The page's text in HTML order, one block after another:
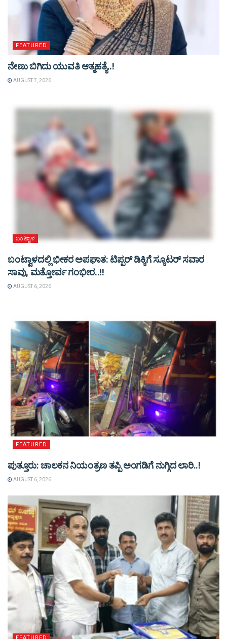
FEATURED
ನೇಣು ಬಿಗಿದು ಯುವತಿ ಆತ್ಮಹತ್ಯೆ..!
AUGUST 7, 2026
ಬಂಟ್ವಾಳ
ಬಂಟ್ವಾಳದಲ್ಲಿ ಭೀಕರ ಅಪಘಾತ: ಟಿಪ್ಪರ್ ಡಿಕ್ಕಿಗೆ ಸ್ಕೂಟರ್ ಸವಾರ
ಸಾವು, ಮತ್ತೋರ್ವ ಗಂಭೀರ..!!
AUGUST 6, 2026
FEATURED
ಪುತ್ತೂರು: ಚಾಲಕನ ನಿಯಂತ್ರಣ ತಪ್ಪಿ ಅಂಗಡಿಗೆ ನುಗ್ಗಿದ ಲಾರಿ..!
AUGUST 6, 2026
FEATURED